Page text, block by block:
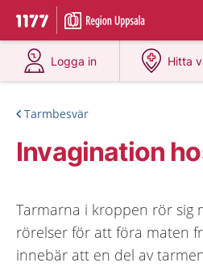
Till startsidan för 1177
Du har valt region
Logga in
på 1177.se
Hitta
på
Tarmbesvär
Invagination
Tarmarna i kroppen rör sig
rörelser för att föra maten
innebär att en del av